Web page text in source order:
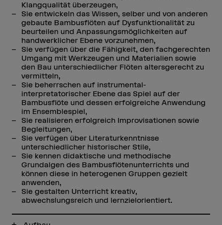
Klangqualität überzeugen,
Sie entwickeln das Wissen, selber und von anderen
gebaute Bambusflöten auf Dysfunktionalität zu
beurteilen und Anpassungsmöglichkeiten auf
handwerklicher Ebene vorzunehmen,
Sie verfügen über die Fähigkeit, den fachgerechten
Umgang mit Werkzeugen und Materialien sowie
den Bau unterschiedlicher Flöten altersgerecht zu
vermitteln,
Sie beherrschen auf instrumental-
interpretatorischer Ebene das Spiel auf der
Bambusflöte und dessen erfolgreiche Anwendung
im Ensemblespiel,
Sie realisieren erfolgreich Improvisationen sowie
Begleitungen,
Sie verfügen über Literaturkenntnisse
unterschiedlicher historischer Stile,
Sie kennen didaktische und methodische
Grundalgen des Bambusflötenunterrichts und
können diese in heterogenen Gruppen gezielt
anwenden,
Sie gestalten Unterricht kreativ,
abwechslungsreich und lernzielorientiert.